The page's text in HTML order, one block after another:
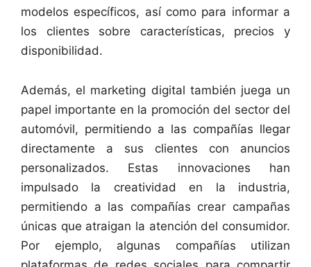
modelos específicos, así como para informar a
los clientes sobre características, precios y
disponibilidad.
Además, el marketing digital también juega un
papel importante en la promoción del sector del
automóvil, permitiendo a las compañías llegar
directamente a sus clientes con anuncios
personalizados. Estas innovaciones han
impulsado la creatividad en la industria,
permitiendo a las compañías crear campañas
únicas que atraigan la atención del consumidor.
Por ejemplo, algunas compañías utilizan